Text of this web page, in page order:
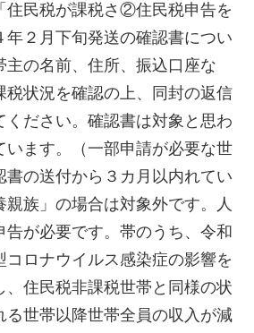
民税が課税さ②住民税申告を
年２月下旬発送の確認書につい
主の名前、住所、振込口座な
税状況を確認の上、同封の返信
ください。確認書は対象と思わ
います。（一部申請が必要な世
書の送付から３カ月以内れてい
親族」の場合は対象外です。人
告が必要です。帯のうち、令和
コロナウイルス感染症の影響を
、住民税非課税世帯と同様の状
る世帯以降世帯全員の収入が減